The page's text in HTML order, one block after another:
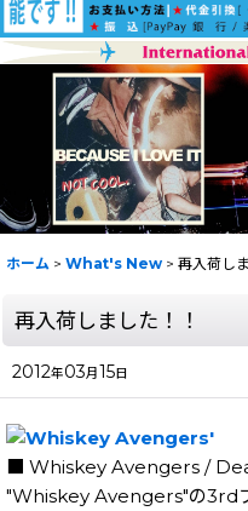
ホーム > What's New > 再入荷し
再入荷しました！！
2012年03月15日
■ Whiskey Avengers /
"Whiskey Avengers"の3rd